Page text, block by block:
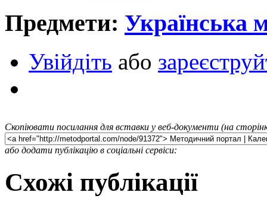
Предмети: Українська
Увійдіть або
Скопіювати посилання для вставки у веб-документи (на
або додати публікацію в соціальні сервіси:
Схожі публікації